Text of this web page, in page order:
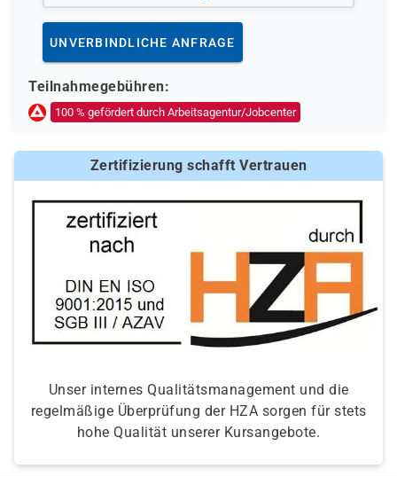
UNVERBINDLICHE ANFRAGE
Teilnahmegebühren:
100 % gefördert durch Arbeitsagentur/Jobcenter
Zertifizierung schafft Vertrauen
Unser internes Qualitätsmanagement und die
regelmäßige Überprüfung der HZA sorgen für stets
hohe Qualität unserer Kursangebote.